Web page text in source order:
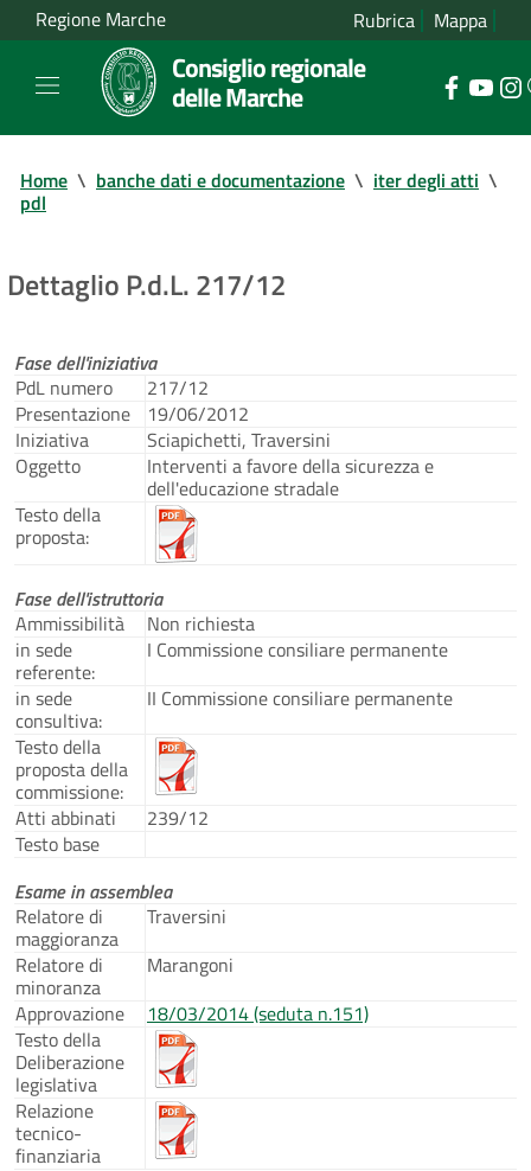
Regione Marche Rubrica Mappa
Consiglio regionale
delle Marche
Home \ banche dati e documentazione \ iter degli atti \
pdl
Dettaglio P.d.L. 217/12
Fase dell'iniziativa
PdL numero
217/12
Presentazione
19/06/2012
Iniziativa
Sciapichetti, Traversini
Oggetto
Interventi a favore della sicurezza e
dell'educazione stradale
Testo della
proposta:
Fase dell'istruttoria
Ammissibilità
Non richiesta
in sede
referente:
I Commissione consiliare permanente
in sede
consultiva:
II Commissione consiliare permanente
Testo della
proposta della
commissione:
Atti abbinati
239/12
Testo base
Esame in assemblea
Relatore di
maggioranza
Traversini
Relatore di
minoranza
Marangoni
Approvazione
18/03/2014 (seduta n.151)
Testo della
Deliberazione
legislativa
Relazione
tecnico-
finanziaria